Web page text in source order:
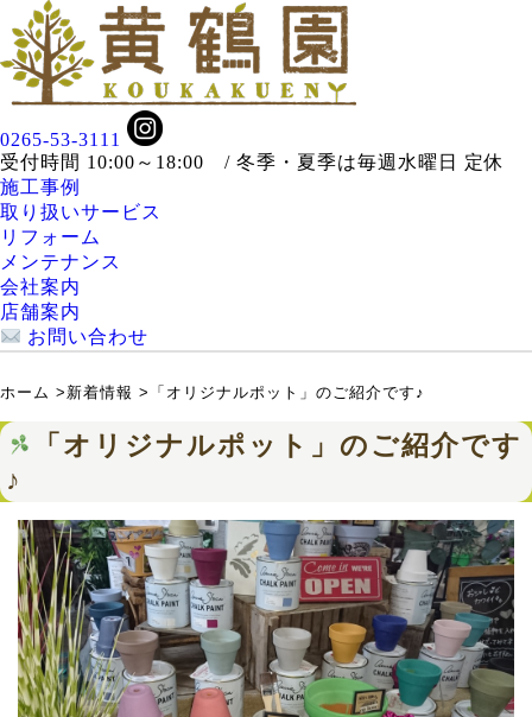
0265-53-3111
受付時間 10:00～18:00 / 冬季・夏季は毎週水曜日 定休
施工事例
取り扱いサービス
リフォーム
メンテナンス
会社案内
店舗案内
お問い合わせ
ホーム > 新着情報 > 「オリジナルポット」のご紹介です♪
「オリジナルポット」のご紹介です
♪